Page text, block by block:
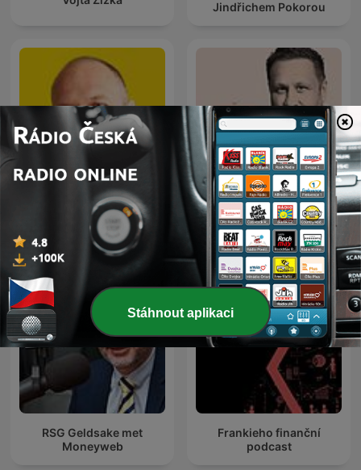
Jindřichem Pokorou
Kicom Po čuni
RSG Geldsake met
Moneyweb
Frankieho finanční
podcast
Stáhnout aplikaci